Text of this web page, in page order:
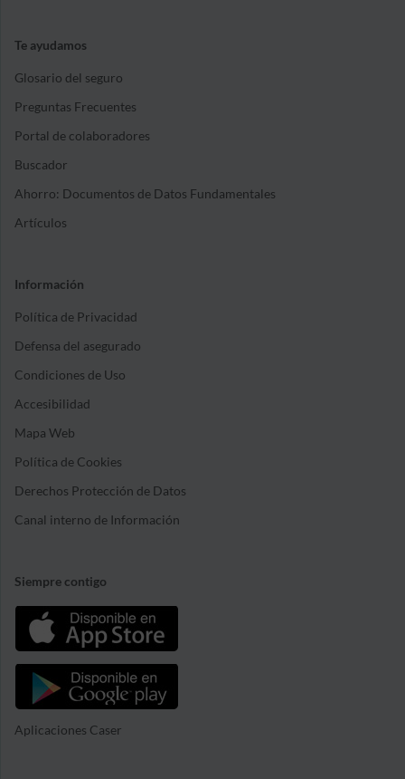
Te ayudamos
Glosario del seguro
Preguntas Frecuentes
Portal de colaboradores
Buscador
Ahorro: Documentos de Datos Fundamentales
Artículos
Información
Política de Privacidad
Defensa del asegurado
Condiciones de Uso
Accesibilidad
Mapa Web
Política de Cookies
Derechos Protección de Datos
Canal interno de Información
Siempre contigo
Aplicaciones Caser